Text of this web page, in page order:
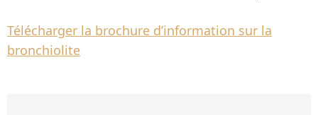
Télécharger la brochure d’information sur la
bronchiolite